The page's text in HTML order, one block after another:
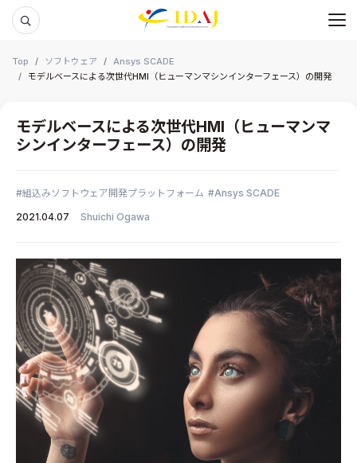
メ
Top ソフトウェア
Ansys SCADE
モデルベースによる次世代HMI（ヒューマンマシンインターフェース）の開発
モデルベースによる次世代HMI（ヒューマンマ
シンインターフェース）の開発
組込みソフトウェア開発プラットフォーム
Ansys SCADE
2021.04.07
Shuichi Ogawa